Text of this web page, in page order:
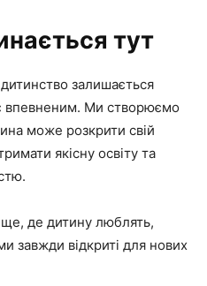
тут
залишається
впевненим. Ми створюємо
може розкрити свій
якісну освіту та
де дитину люблять,
завжди відкриті для нових